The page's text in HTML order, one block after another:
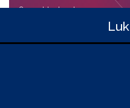
Luk
6100 Haderslev
Mail: plan@haderslev.dk